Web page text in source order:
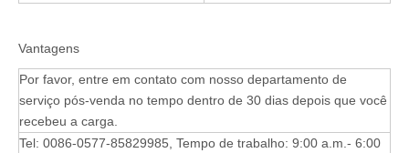
Vantagens
Por favor, entre em contato com nosso departamento de
serviço pós-venda no tempo dentro de 30 dias depois que você
recebeu a carga.
Tel: 0086-0577-85829985, Tempo de trabalho: 9:00 a.m.- 6:00